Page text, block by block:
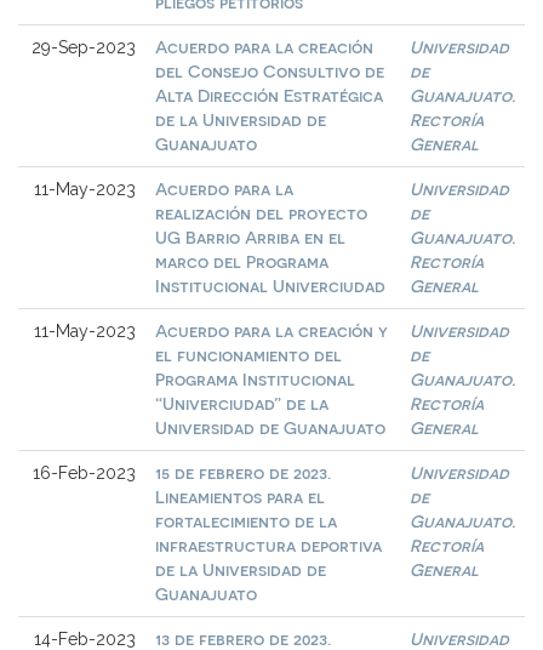
29-Sep-2023
Acuerdo para la creación
del Consejo Consultivo de
Alta Dirección Estratégica
de la Universidad de
Guanajuato
Universidad
de
Guanajuato.
Rectoría
General
11-May-2023
Acuerdo para la
realización del proyecto
UG Barrio Arriba en el
marco del Programa
Institucional Univerciudad
Universidad
de
Guanajuato.
Rectoría
General
11-May-2023
Acuerdo para la creación y
el funcionamiento del
Programa Institucional
“Univerciudad” de la
Universidad de Guanajuato
Universidad
de
Guanajuato.
Rectoría
General
16-Feb-2023
15 de febrero de 2023.
Lineamientos para el
fortalecimiento de la
infraestructura deportiva
de la Universidad de
Guanajuato
Universidad
de
Guanajuato.
Rectoría
General
14-Feb-2023
13 de febrero de 2023.
Universidad